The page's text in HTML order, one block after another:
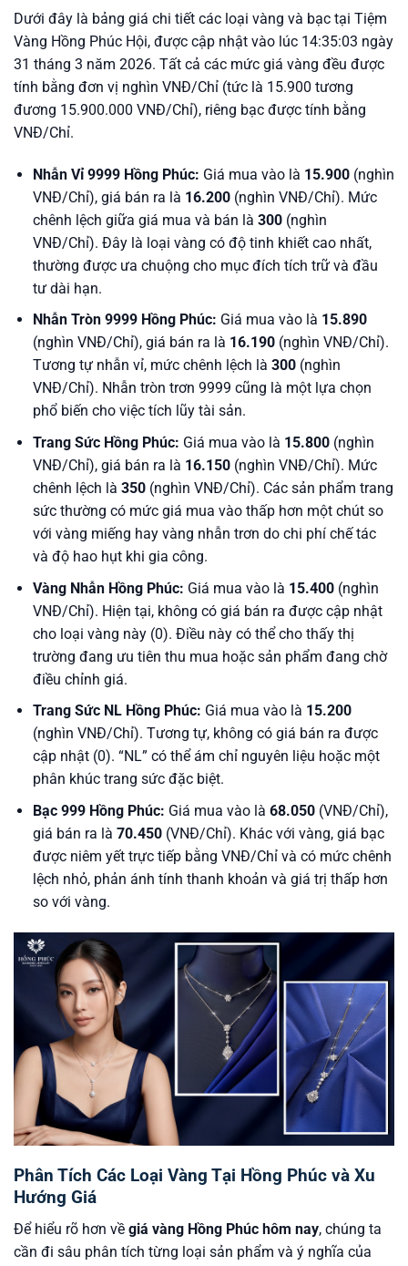
Dưới đây là bảng giá chi tiết các loại vàng và bạc tại Tiệm
Vàng Hồng Phúc Hội, được cập nhật vào lúc 14:35:03 ngày
31 tháng 3 năm 2026. Tất cả các mức giá vàng đều được
tính bằng đơn vị nghìn VNĐ/Chỉ (tức là 15.900 tương
đương 15.900.000 VNĐ/Chỉ), riêng bạc được tính bằng
VNĐ/Chỉ.
Nhẫn Vỉ 9999 Hồng Phúc: Giá mua vào là 15.900(nghìn
VNĐ/Chỉ), giá bán ra là 16.200(nghìn VNĐ/Chỉ). Mức
chênh lệch giữa giá mua và bán là 300(nghìn
VNĐ/Chỉ). Đây là loại vàng có độ tinh khiết cao nhất,
thường được ưa chuộng cho mục đích tích trữ và đầu
tư dài hạn.
Nhẫn Tròn 9999 Hồng Phúc: Giá mua vào là 15.890
(nghìn VNĐ/Chỉ), giá bán ra là 16.190(nghìn VNĐ/Chỉ).
Tương tự nhẫn vỉ, mức chênh lệch là 300(nghìn
VNĐ/Chỉ). Nhẫn tròn trơn 9999 cũng là một lựa chọn
phổ biến cho việc tích lũy tài sản.
Trang Sức Hồng Phúc: Giá mua vào là 15.800(nghìn
VNĐ/Chỉ), giá bán ra là 16.150(nghìn VNĐ/Chỉ). Mức
chênh lệch là 350(nghìn VNĐ/Chỉ). Các sản phẩm trang
sức thường có mức giá mua vào thấp hơn một chút so
với vàng miếng hay vàng nhẫn trơn do chi phí chế tác
và độ hao hụt khi gia công.
Vàng Nhẫn Hồng Phúc: Giá mua vào là 15.400(nghìn
VNĐ/Chỉ). Hiện tại, không có giá bán ra được cập nhật
cho loại vàng này (0). Điều này có thể cho thấy thị
trường đang ưu tiên thu mua hoặc sản phẩm đang chờ
điều chỉnh giá.
Trang Sức NL Hồng Phúc: Giá mua vào là 15.200
(nghìn VNĐ/Chỉ). Tương tự, không có giá bán ra được
cập nhật (0). “NL” có thể ám chỉ nguyên liệu hoặc một
phân khúc trang sức đặc biệt.
Bạc 999 Hồng Phúc: Giá mua vào là 68.050(VNĐ/Chỉ),
giá bán ra là 70.450(VNĐ/Chỉ). Khác với vàng, giá bạc
được niêm yết trực tiếp bằng VNĐ/Chỉ và có mức chênh
lệch nhỏ, phản ánh tính thanh khoản và giá trị thấp hơn
so với vàng.
Phân Tích Các Loại Vàng Tại Hồng Phúc và Xu
Hướng Giá
Để hiểu rõ hơn về giá vàng Hồng Phúc hôm nay, chúng ta
cần đi sâu phân tích từng loại sản phẩm và ý nghĩa của